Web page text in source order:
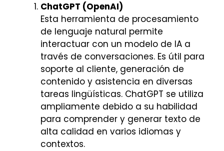
ChatGPT (OpenAI)
Esta herramienta de procesamiento
de lenguaje natural permite
interactuar con un modelo de IA a
través de conversaciones. Es útil para
soporte al cliente, generación de
contenido y asistencia en diversas
tareas lingüísticas. ChatGPT se utiliza
ampliamente debido a su habilidad
para comprender y generar texto de
alta calidad en varios idiomas y
contextos.